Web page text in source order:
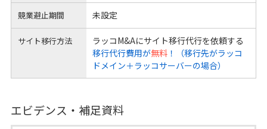
競業避止期間 未設定
サイト移行方法
ラッコM&Aにサイト移行代行を依頼する
移行代行費用が無料！（移行先がラッコ
ドメイン＋ラッコサーバーの場合）
エビデンス・補足資料